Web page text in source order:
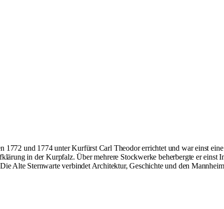
und 1774 unter Kurfürst Carl Theodor errichtet und war einst
in der Kurpfalz. Über mehrere Stockwerke beherbergte er einst
Alte Sternwarte verbindet Architektur, Geschichte und den